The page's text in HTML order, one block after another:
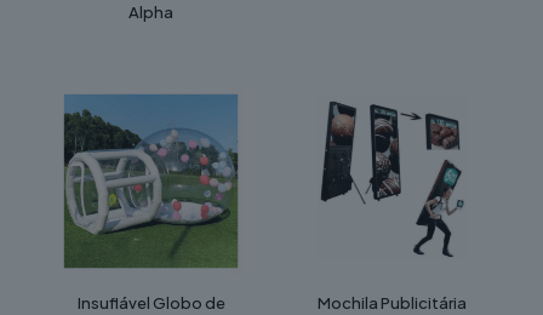
Alpha
Insuflável Globo de
Mochila Publicitária